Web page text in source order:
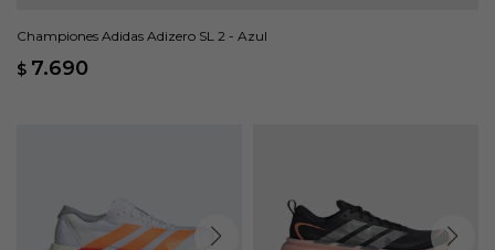
Championes Adidas Adizero SL 2 - Azul
$ 7.690